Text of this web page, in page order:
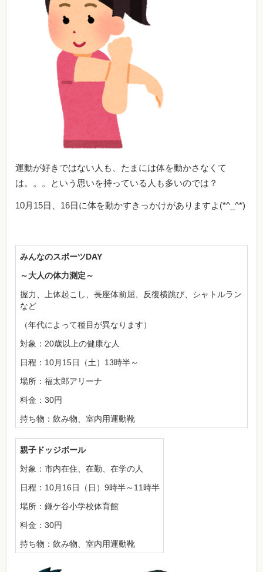
運動が好きではない人も、たまには体を動かさなくて
は。。。という思いを持っている人も多いのでは？
10月15日、16日に体を動かすきっかけがありますよ(*^_^*)
みんなのスポーツDAY
～大人の体力測定～
握力、上体起こし、長座体前屈、反復横跳び、シャトルラン
など
（年代によって種目が異なります）
対象：20歳以上の健康な人
日程：10月15日（土）13時半～
場所：福太郎アリーナ
料金：30円
持ち物：飲み物、室内用運動靴
親子ドッジボール
対象：市内在住、在勤、在学の人
日程：10月16日（日）9時半～11時半
場所：鎌ケ谷小学校体育館
料金：30円
持ち物：飲み物、室内用運動靴